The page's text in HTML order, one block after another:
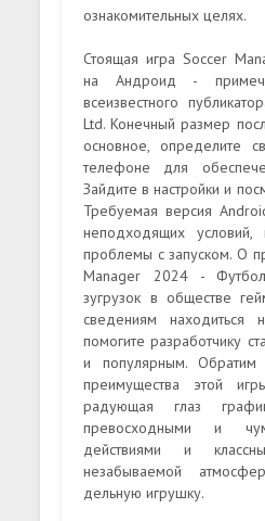
ознакомительных целях.
Стоящая игра Soccer
на Андроид -
всеизвестного
Ltd. Конечный размер
основное, определите
телефоне для
Зайдите в настройки и
Требуемая версия
неподходящих условий,
проблемы с запуском. О
Manager 2024 -
зугрузок в обществе
сведениям находиться
помогите разработчику
и популярным.
преимущества этой
радующая глаз
превосходными и
действиями и
незабываемой
дельную игрушку.